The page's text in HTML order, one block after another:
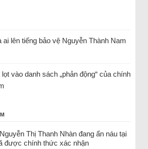
ai lên tiếng bảo vệ Nguyễn Thành Nam
lọt vào danh sách „phản động“ của chính
Thị Thanh Nhàn đang ẩn náu tại
được chính thức xác nhận